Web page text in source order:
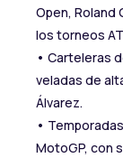
Open, Roland
los torneos
• Carteleras
veladas de
Álvarez.
•
MotoGP, con